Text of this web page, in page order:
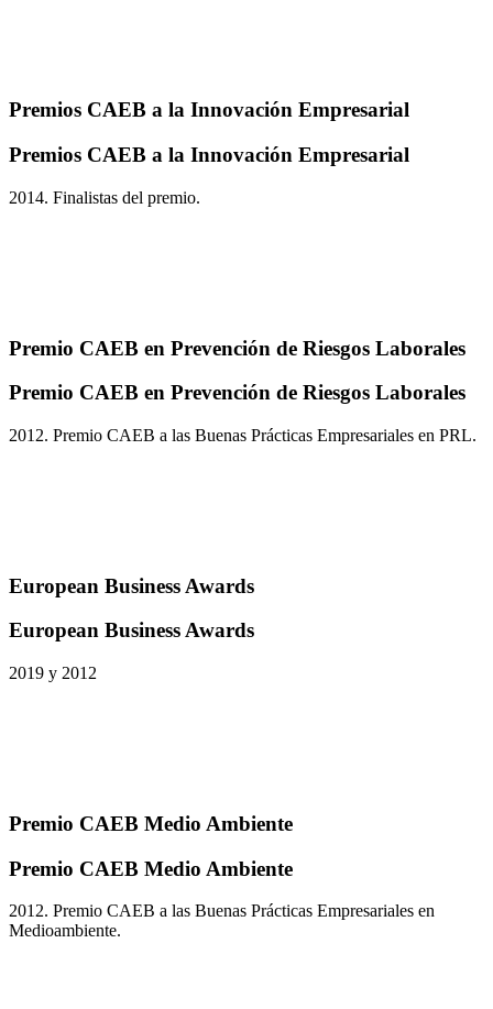
Premios CAEB a la Innovación Empresarial
Premios CAEB a la Innovación Empresarial
2014. Finalistas del premio.
Premio CAEB en Prevención de Riesgos Laborales
Premio CAEB en Prevención de Riesgos Laborales
2012. Premio CAEB a las Buenas Prácticas Empresariales en PRL.
European Business Awards
European Business Awards
2019 y 2012
Premio CAEB Medio Ambiente
Premio CAEB Medio Ambiente
2012. Premio CAEB a las Buenas Prácticas Empresariales en
Medioambiente.